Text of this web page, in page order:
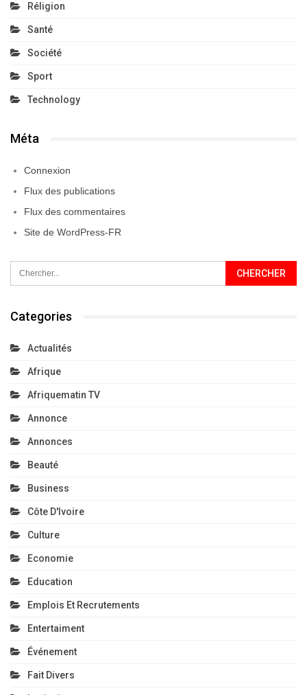
Réligion
Santé
Société
Sport
Technology
Méta
Connexion
Flux des publications
Flux des commentaires
Site de WordPress-FR
Categories
Actualités
Afrique
Afriquematin TV
Annonce
Annonces
Beauté
Business
Côte D'Ivoire
Culture
Economie
Education
Emplois Et Recrutements
Entertaiment
Événement
Fait Divers